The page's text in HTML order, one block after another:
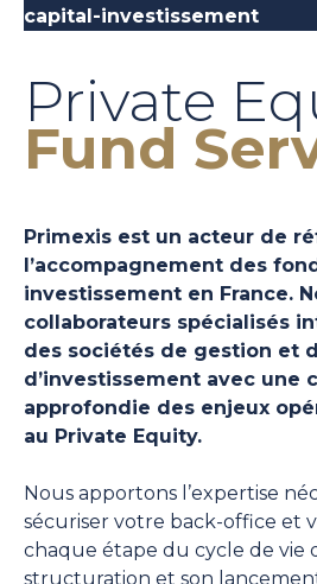
capital-investissement
Private
Fund
Primexis est un acteur de
l’accompagnement des
investissement en France.
collaborateurs spécialisés
des sociétés de gestion et
d’investissement avec une
approfondie des enjeux
au Private Equity.
Nous apportons l’expertise
sécuriser votre back-office et
chaque étape du cycle de vie
structuration et son